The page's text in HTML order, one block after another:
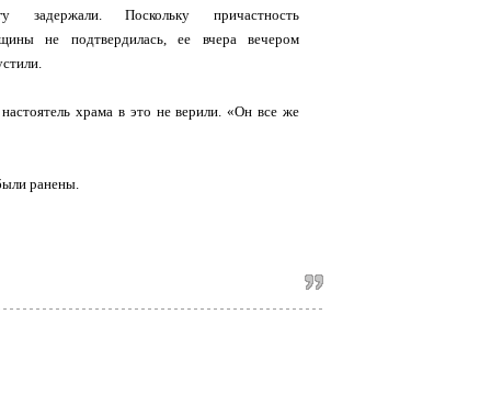
задержали. Поскольку причастность
не подтвердилась, ее вчера вечером
храма в это не верили. «Он все же
ранены.